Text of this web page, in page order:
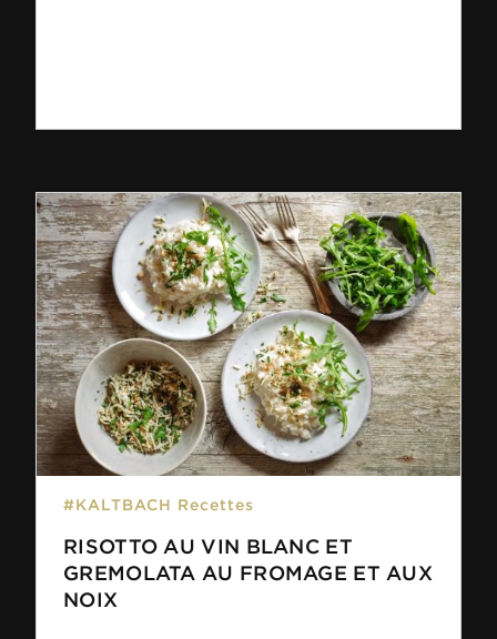
#KALTBACH Recettes
RISOTTO AU VIN BLANC ET
GREMOLATA AU FROMAGE ET AUX
NOIX